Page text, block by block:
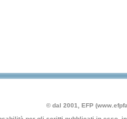
© dal 2001, EFP